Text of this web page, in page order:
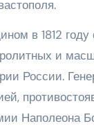
в 1812
и
России.
Наполеона